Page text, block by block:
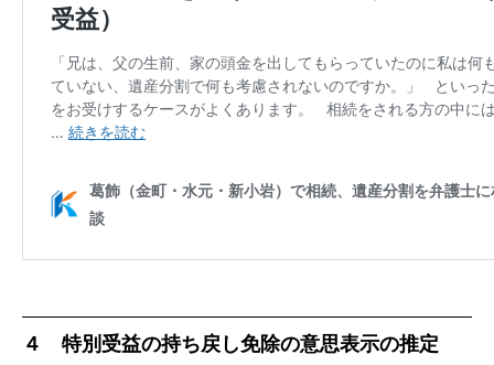
４ 特別受益の持ち戻し免除の意思表示の推定